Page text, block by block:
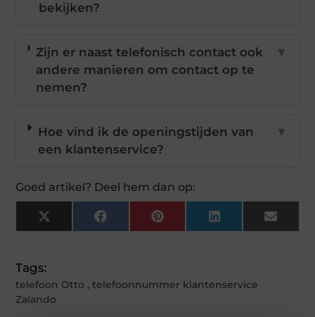
bekijken?
Zijn er naast telefonisch contact ook
andere manieren om contact op te
nemen?
▼
Hoe vind ik de openingstijden van
een klantenservice?
▼
Goed artikel? Deel hem dan op:
X
(Twitter)
FacebookPinterestLinkedInEmail
Tags:
telefoon Otto ,telefoonnummer klantenservice
Zalando